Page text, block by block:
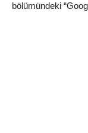
bölümündeki